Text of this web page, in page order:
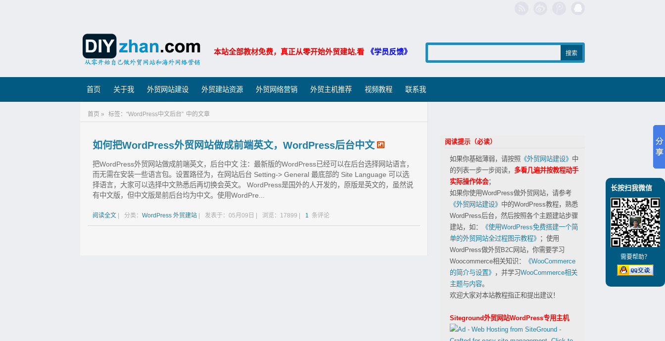
本站全部教材免费，真正从零开始外贸建站,看 《学员反馈》
首页 关于我 外贸网站建设 外贸建站资源 外贸网络营销 外贸主机推荐 视频教程 联系我
首页 » 标签：“WordPress中文后台” 中的文章
如何把WordPress外贸网站做成前端英文，WordPress后台中文
把WordPress外贸网站做成前端英文，后台中文 注：最新版的WordPress已经可以在后台选择网站语言，
而无需在安装一些语言包。设置路径为，在网站后台 Setting-> General 最底部的 Site Language 可以选
择语言，大家可以选择中文熟悉后再切换会英文。 WordPress是国外的人开发的，原版是英文的，虽然说
有中文版，但中文版是前后台均为中文。使用WordPre...
阅读全文 分类： WordPress 外贸建站 发表于：05月09日 | 浏览：17899 | 1 条评论
阅读提示（必读）
如果你基础薄弱，请按照 《外贸网站建设》 中
的列表一步一步阅读， 多看几遍并按教程动手
实际操作体会；
如果你使用WordPress做外贸网站，请参考
《外贸网站建设》 中的WordPress教程，熟悉
WordPress后台，然后按照各个主题建站步骤
建站，如：
《使用WordPress免费搭建一个简
单的外贸网站全过程图示教程》 ；使用
WordPress做外贸B2C网站，你需要学习
Woocommerce相关知识：
《WooCommerce
的简介与设置》 ，并学习WooCommerce相关
主题与内容。
欢迎大家对本站教程指正和提出建议！
Siteground外贸网站WordPress专用主机
长按扫我微信
需要帮助？